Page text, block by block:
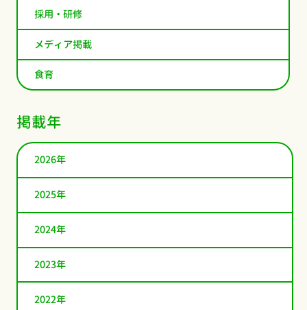
採用・研修
メディア掲載
食育
掲載年
2026年
2025年
2024年
2023年
2022年